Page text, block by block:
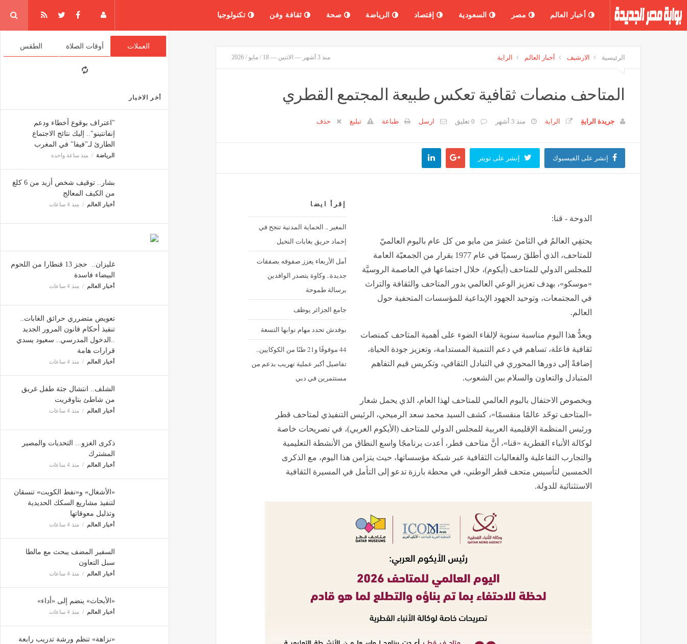
أخبار العالم مصر السعودية إقتصاد الرياضة صحة ثقافة وفن تكنولوجيا
العملات أوقات الصلاة الطقس
أخر الاخبار
"اعتراف بوقوع أخطاء ودعم
إنفانتينو".. إليك نتائج الاجتماع
الطارئ لـ"فيفا" في المغرب
الرياضة منذ ساعة واحدة
بشار.. توقيف شخص أزيد من 6 كلغ
من الكيف المعالج
أخبار العالم منذ 4 ساعات
غليزان.. حجز 13 قنطارا من اللحوم
البيضاء فاسدة
أخبار العالم منذ 4 ساعات
تعويض متضرري حرائق الغابات..
تنفيذ أحكام قانون المرور الجديد
..الدخول المدرسي.. سعيود يسدي
قرارات هامة
أخبار العالم منذ 4 ساعات
الشلف.. انتشال جثة طفل غريق
من شاطئ بتاوقريت
أخبار العالم منذ 4 ساعات
ذكرى الغزو... التحديات والمصير
المشترك
أخبار العالم منذ 4 ساعات
«الأشغال» و«نفط الكويت» تنسقان
لتنفيذ مشاريع السكك الحديدية
وتذليل معوقاتها
أخبار العالم منذ 4 ساعات
السفير المضف يبحث مع مالطا
سبل التعاون
أخبار العالم منذ 4 ساعات
«الأبحاث» ينضم إلى «أداء»
أخبار العالم منذ 4 ساعات
«نزاهة» تنظم ورشة تدريب رابعة
الرئيسية الارشيف أخبار العالم الراية منذ 3 أشهر — الاثنين — 18 / مايو / 2026
المتاحف منصات ثقافية تعكس طبيعة المجتمع القطري
جريدة الرايةِ الراية منذ 3 أشهر 0 تعليق ارسل طباعة تبليغ حذف
إنشر على الفيسبوك إنشر على تويتر
إقرأ ايضا
المغير .. الحماية المدنية تنجح في
إخماد حريق بغابات النخيل
أمل الأربعاء يعزز صفوفه بصفقات
جديدة.. وكاوة يتصدر الوافدين
برسالة طموحة
جامع الجزائر يوظف
بوفدش تحدد مهام نوابها التسعة
44 موقوفًا و21 طنًا من الكوكايين..
تفاصيل أكبر عملية تهريب بدعم من
مستثمرين في دبي
الدوحة - قنا:
يحتفِي العالمُ في الثامنَ عشرَ من مايو من كل عام باليوم العالميّ
للمتاحف، الذي أطلقَ رسميًا في عام 1977 بقرار من الجمعيّة العامة
للمجلس الدولي للمتاحف (أيكوم)، خلال اجتماعها في العاصمة الروسيَّة
«موسكو»، بهدف تعزيز الوعي العالمي بدور المتاحف والثقافة والتراث
في المجتمعات، وتوحيد الجهود الإبداعية للمؤسسات المتحفية حول
العالم.
ويعدُّ هذا اليوم مناسبة سنوية لإلقاء الضوء على أهمية المتاحف كمنصات
ثقافية فاعلة، تساهم في دعم التنمية المستدامة، وتعزيز جودة الحياة،
إضافةً إلى دورها المحوري في التبادل الثقافي، وتكريس قيم التفاهم
المتبادل والتعاون والسلام بين الشعوب.
وبخصوص الاحتفال باليوم العالمي للمتاحف لهذا العام، الذي يحمل شعار
«المتاحف توحّد عالمًا منقسمًا»، كشف السيد محمد سعد الرميحي، الرئيس التنفيذي لمتاحف قطر
ورئيس المنظمة الإقليمية العربية للمجلس الدولي للمتاحف (الأيكوم العربي)، في تصريحات خاصة
لوكالة الأنباء القطرية «قنا»، أنَّ متاحف قطر، أعدت برنامجًا واسع النطاق من الأنشطة التعليمية
والتجارب التفاعلية والفعاليات الثقافية عبر شبكة مؤسساتها، حيث يتزامن هذا اليوم، مع الذكرى
الخمسين لتأسيس متحف قطر الوطني، في محطة بارزة تدعو إلى التأمل في المسيرة الثقافية
الاستثنائية للدولة.